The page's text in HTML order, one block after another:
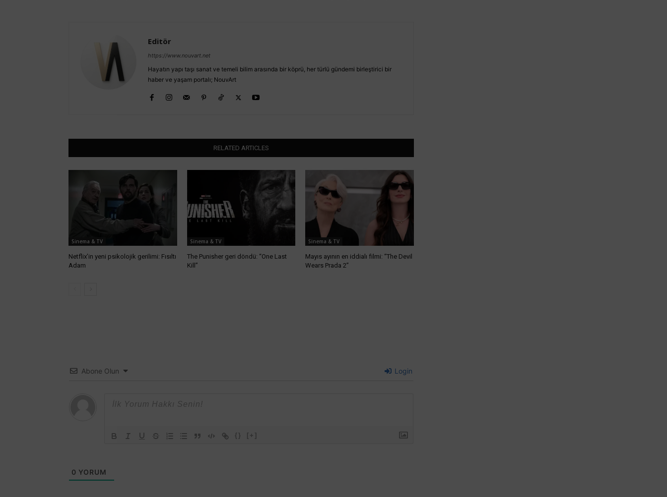
Editör
https://www.nouvart.net
Hayatın yapı taşı sanat ve temeli bilim arasında bir köprü, her türlü gündemi birleştirici bir
haber ve yaşam portalı; NouvArt
RELATED ARTICLES
Sinema & TV
Netflix’in yeni psikolojik gerilimi: Fısıltı
Adam
Sinema & TV
The Punisher geri döndü: “One Last
Kill”
Sinema & TV
Mayıs ayının en iddialı filmi: “The Devil
Wears Prada 2”
Abone Olun Login
{} [+]
0 YORUM